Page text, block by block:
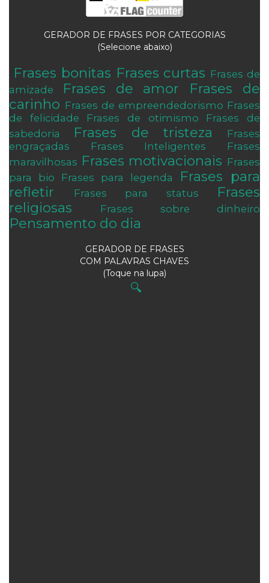
GERADOR DE FRASES POR CATEGORIAS
(Selecione abaixo)
Frases bonitas Frases curtas Frases de
amizade
Frases de amor
Frases de
carinho Frases de empreendedorismo Frases
de felicidade
Frases de otimismo
Frases de
sabedoria
Frases de tristeza
Frases
engraçadas
Frases Inteligentes
Frases
maravilhosas Frases motivacionais Frases
para bio
Frases para legenda
Frases para
refletir
Frases para status
Frases
religiosas
Frases sobre dinheiro
Pensamento do dia
GERADOR DE FRASES
COM PALAVRAS CHAVES
(Toque na lupa)
🔍